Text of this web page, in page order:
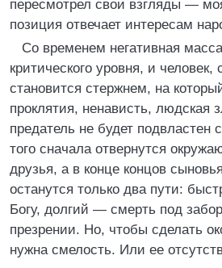
пересмотрел свои взгляды —
позиция отвечает интересам
Со временем негативная
критического уровня, и человек,
становится стержнем, на
проклятия, ненависть, людская
предатель не будет подвластен
того сначала отвернутся
друзья, а в конце концов
останутся только два пути:
Богу, долгий — смерть под
презрении. Но, чтобы сделать
нужна смелость. Или ее